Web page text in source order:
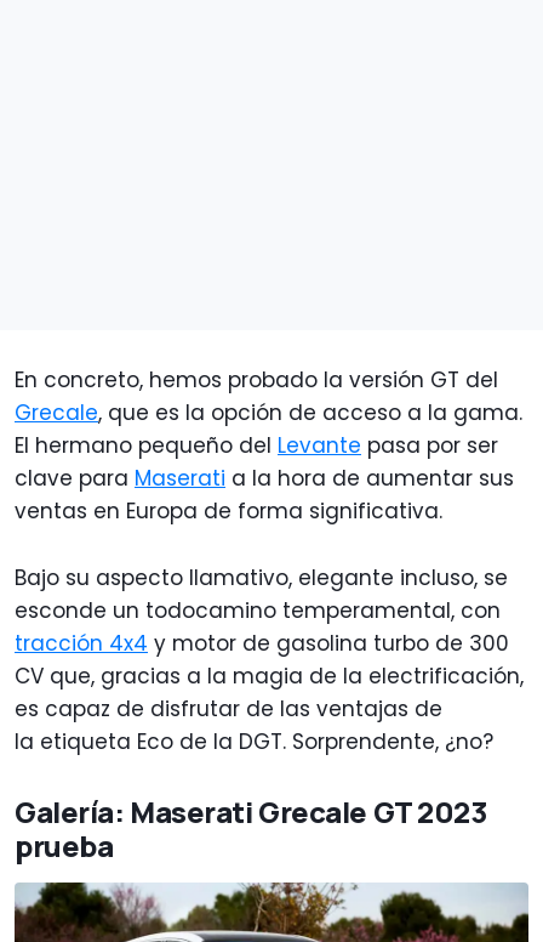
En concreto, hemos probado la versión GT del
Grecale, que es la opción de acceso a la gama.
El hermano pequeño del Levante pasa por ser
clave para Maserati a la hora de aumentar sus
ventas en Europa de forma significativa.
Bajo su aspecto llamativo, elegante incluso, se
esconde un todocamino temperamental, con
tracción 4x4 y motor de gasolina turbo de 300
CV que, gracias a la magia de la electrificación,
es capaz de disfrutar de las ventajas de
la etiqueta Eco de la DGT. Sorprendente, ¿no?
Galería: Maserati Grecale GT 2023
prueba